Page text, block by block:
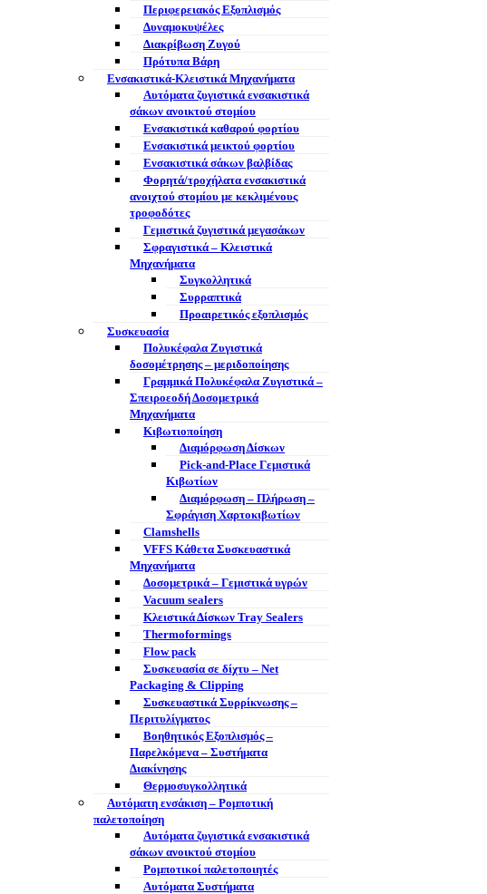
Περιφερειακός Εξοπλισμός
Δυναμοκυψέλες
Διακρίβωση Ζυγού
Πρότυπα Βάρη
Ενσακιστικά-Κλειστικά Μηχανήματα
Αυτόματα ζυγιστικά ενσακιστικά
σάκων ανοικτού στομίου
Ενσακιστικά καθαρού φορτίου
Ενσακιστικά μεικτού φορτίου
Eνσακιστικά σάκων βαλβίδας
Φορητά/τροχήλατα ενσακιστικά
ανοιχτού στομίου με κεκλιμένους
τροφοδότες
Γεμιστικά ζυγιστικά μεγασάκων
Σφραγιστικά – Κλειστικά
Μηχανήματα
Συγκολλητικά
Συρραπτικά
Προαιρετικός εξοπλισμός
Συσκευασία
Πολυκέφαλα Ζυγιστικά
δοσομέτρησης – μεριδοποίησης
Γραμμικά Πολυκέφαλα Ζυγιστικά –
Σπειροεοδή Δοσομετρικά
Μηχανήματα
Κιβωτιοποίηση
Διαμόρφωση Δίσκων
Pick-and-Place Γεμιστικά
Κιβωτίων
Διαμόρφωση – Πλήρωση –
Σφράγιση Χαρτοκιβωτίων
Clamshells
VFFS Κάθετα Συσκευαστικά
Μηχανήματα
Δοσομετρικά – Γεμιστικά υγρών
Vacuum sealers
Κλειστικά Δίσκων Tray Sealers
Thermoformings
Flow pack
Συσκευασία σε δίχτυ – Net
Packaging & Clipping
Συσκευαστικά Συρρίκνωσης –
Περιτυλίγματος
Βοηθητικός Εξοπλισμός –
Παρελκόμενα – Συστήματα
Διακίνησης
Θερμοσυγκολλητικά
Αυτόματη ενσάκιση – Ρομποτική
παλετοποίηση
Αυτόματα ζυγιστικά ενσακιστικά
σάκων ανοικτού στομίου
Ρομποτικοί παλετοποιητές
Αυτόματα Συστήματα